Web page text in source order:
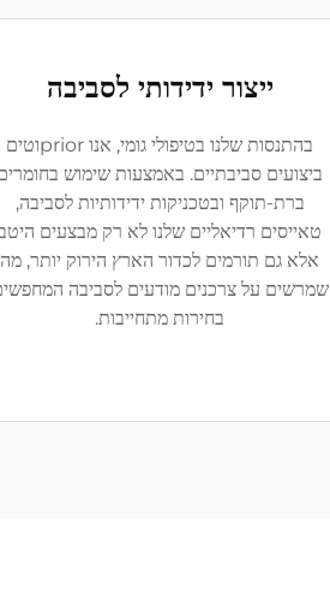
ייצור ידידותי לסביבה
בהתנסות שלנו בטיפולי גומי, אנו priorוטים
ביצועים סביבתיים. באמצעות שימוש
ברת-תוקף ובטכניקות ידידותיות לסביבה,
טאייסים רדיאליים שלנו לא רק מבצעים
אלא גם תורמים לכדור הארץ הירוק יותר, מה
שמרשים על צרכנים מודעים לסביבה
בחירות מתחייבות.